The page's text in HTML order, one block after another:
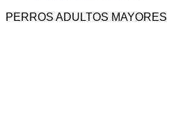
PERROS ADULTOS MAYORES